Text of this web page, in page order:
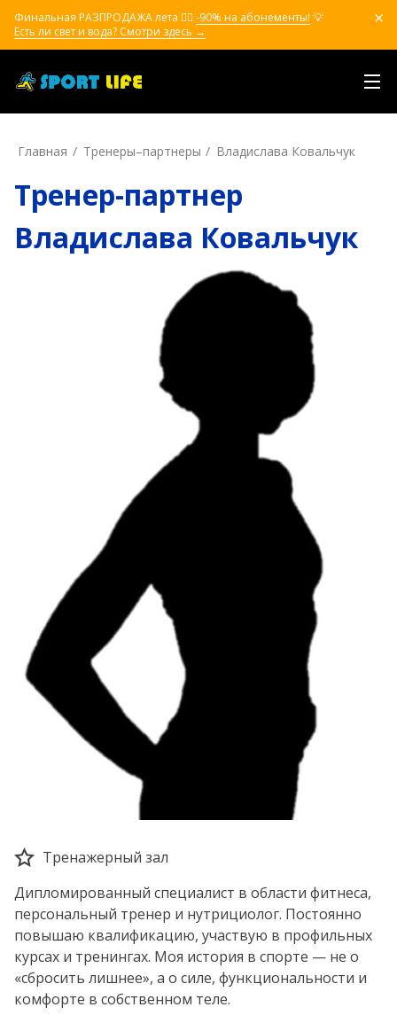
Финальная РАЗПРОДАЖА лета ❤️‍🔥 -90% на абонементы! 💡
Есть ли свет и вода? Смотри здесь →
Главная Тренеры–пapтнepы Владислава Ковальчук
Тренер-партнер
Владислава Ковальчук
Тренажерный зал
Дипломированный специалист в области фитнеса,
персональный тренер и нутрициолог. Постоянно
повышаю квалификацию, участвую в профильных
курсах и тренингах. Моя история в спорте — не о
«сбросить лишнее», а о силе, функциональности и
комфорте в собственном теле.